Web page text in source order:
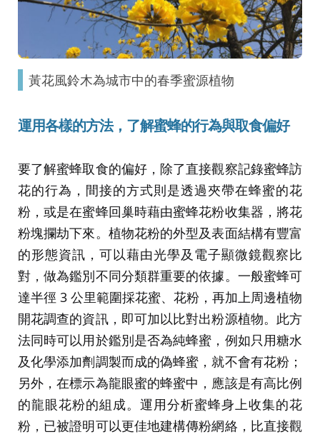
黃花風鈴木為城市中的春季蜜源植物
運用各樣的方法，了解蜜蜂的行為與取食偏好
要了解蜜蜂取食的偏好，除了直接觀察記錄蜜蜂訪
花的行為，間接的方式則是透過夾帶在蜂蜜的花
粉，或是在蜜蜂回巢時藉由蜜蜂花粉收集器，將花
粉塊攔劫下來。植物花粉的外型及表面結構有豐富
的形態資訊，可以藉由光學及電子顯微鏡觀察比
對，做為鑑別不同分類群重要的依據。一般蜜蜂可
達半徑 3 公里範圍採花蜜、花粉，再加上周邊植物
開花調查的資訊，即可加以比對出粉源植物。此方
法同時可以用於鑑別是否為純蜂蜜，例如只用糖水
及化學添加劑調製而成的偽蜂蜜，就不會有花粉；
另外，在標示為龍眼蜜的蜂蜜中，應該是有高比例
的龍眼花粉的組成。運用分析蜜蜂身上收集的花
粉，已被證明可以更佳地建構傳粉網絡，比直接觀